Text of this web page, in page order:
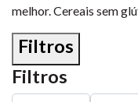
melhor. Cereais sem
Filtros
Filtros